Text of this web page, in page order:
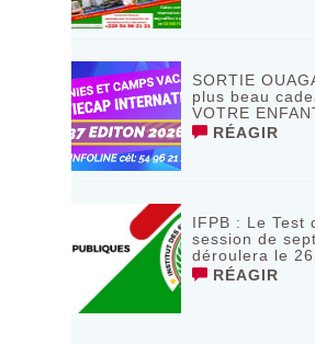
SORTIE
plus beau
VOTRE
RÉAGIR
IFPB : Le Test
session de
déroulera le
RÉAGIR